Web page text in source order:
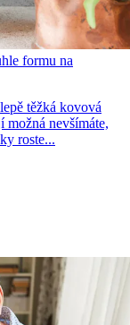
formu na
těžká kovová
možná nevšímáte,
roste...